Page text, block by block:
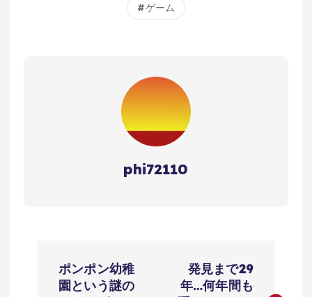
ゲーム
phi72110
ポンポン幼稚
園という謎の
発見まで29
年…何年間も